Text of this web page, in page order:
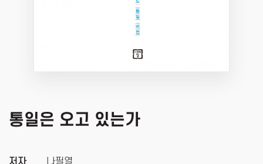
통일은 오고 있는가
저자
나필열